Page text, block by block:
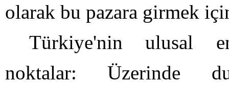
olarak bu pazara girmek
Türkiye'nin ulusal
noktalar: Üzerinde